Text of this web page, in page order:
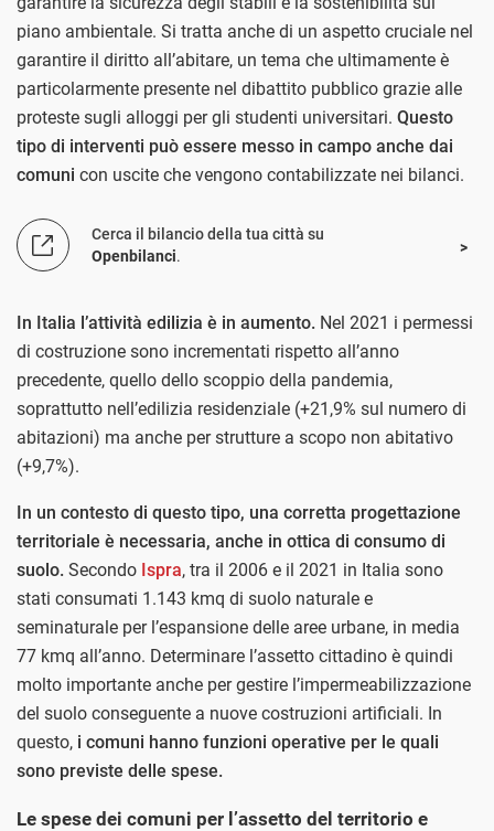
piano ambientale. Si tratta anche di un aspetto cruciale nel
garantire il diritto all’abitare, un tema che ultimamente è
particolarmente presente nel dibattito pubblico grazie alle
proteste sugli alloggi per gli studenti universitari. Questo
tipo di interventi può essere messo in campo anche dai
comuni con uscite che vengono contabilizzate nei bilanci.
Cerca il bilancio della tua città su
Openbilanci.
In Italia l’attività edilizia è in aumento. Nel 2021 i permessi
di costruzione sono incrementati rispetto all’anno
precedente, quello dello scoppio della pandemia,
soprattutto nell’edilizia residenziale (+21,9% sul numero di
abitazioni) ma anche per strutture a scopo non abitativo
(+9,7%).
In un contesto di questo tipo, una corretta progettazione
territoriale è necessaria, anche in ottica di consumo di
suolo. Secondo Ispra, tra il 2006 e il 2021 in Italia sono
stati consumati 1.143 kmq di suolo naturale e
seminaturale per l’espansione delle aree urbane, in media
77 kmq all’anno. Determinare l’assetto cittadino è quindi
molto importante anche per gestire l’impermeabilizzazione
del suolo conseguente a nuove costruzioni artificiali. In
questo, i comuni hanno funzioni operative per le quali
sono previste delle spese.
Le spese dei comuni per l’assetto del territorio e